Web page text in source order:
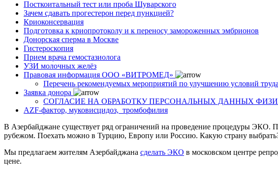
Посткоитальный тест или проба Шуварского
Зачем сдавать прогестерон перед пункцией?
Криоконсервация
Подготовка к криопротоколу и к переносу замороженных эмбрионов
Донорская сперма в Москве
Гистероскопия
Прием врача гемостазиолога
УЗИ молочных желёз
Правовая информация ООО «ВИТРОМЕД»
Перечень рекомендуемых мероприятий по улучшению условий труда
Заявка донора
СОГЛАСИЕ НА ОБРАБОТКУ ПЕРСОНАЛЬНЫХ ДАННЫХ
AZF-фактор, муковисцидоз, тромбофилия
В Азербайджане существует ряд ограничений на проведение процедуры ЭКО.
рубежом. Поехать можно в Турцию, Европу или Россию. Какую страну
Мы предлагаем жителям Азербайджана сделать ЭКО в московском центре
цене.